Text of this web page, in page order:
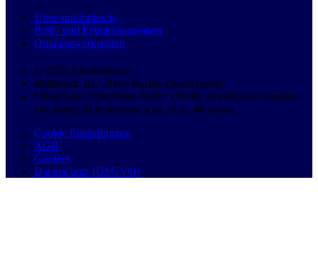
Über autobutler.de
Preis- und Ersparnisangaben
Qualitätswerkstätten
© 2026 Autobutler.de
Mühlenstr. 8a, 14167 Berlin, Deutschland
*Nationale Teilnehmer-Rufnr. (VoIP), Anrufkosten hängen
von Ihrem Telefonvertrag ab, max. 49 ct/min.
Cookie Einstellungen
AGB
Cookies
Datenschutz (DSGVO)